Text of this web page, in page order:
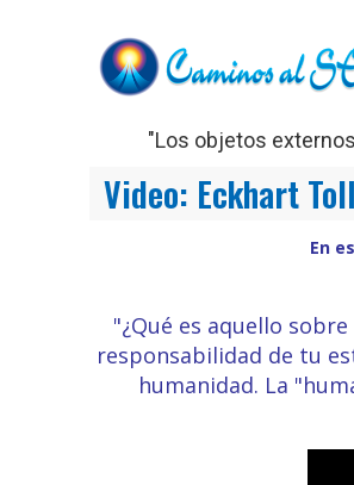
"Los objetos
Video: Eckhart
En
"¿Qué es aquello
responsabilidad de tu
humanidad. La